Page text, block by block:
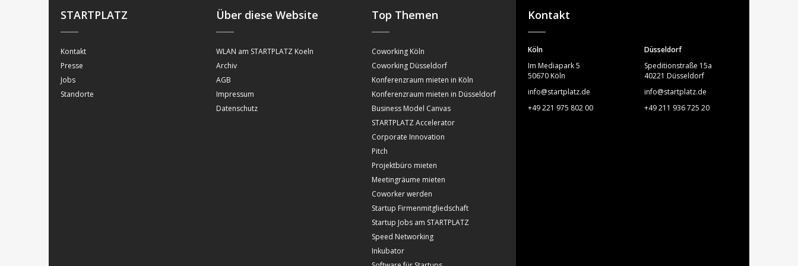
STARTPLATZ
Kontakt
Presse
Jobs
Standorte
Über diese Website
WLAN am STARTPLATZ Koeln
Archiv
AGB
Impressum
Datenschutz
Top Themen
Coworking Köln
Coworking Düsseldorf
Konferenzraum mieten in Köln
Konferenzraum mieten in Düsseldorf
Business Model Canvas
STARTPLATZ Accelerator
Corporate Innovation
Pitch
Projektbüro mieten
Meetingräume mieten
Coworker werden
Startup Firmenmitgliedschaft
Startup Jobs am STARTPLATZ
Speed Networking
Inkubator
Kontakt
Köln
Im Mediapark 5
50670 Köln
info@startplatz.de
+49 221 975 802 00
Düsseldorf
Speditionstraße 15a
40221 Düsseldorf
info@startplatz.de
+49 211 936 725 20